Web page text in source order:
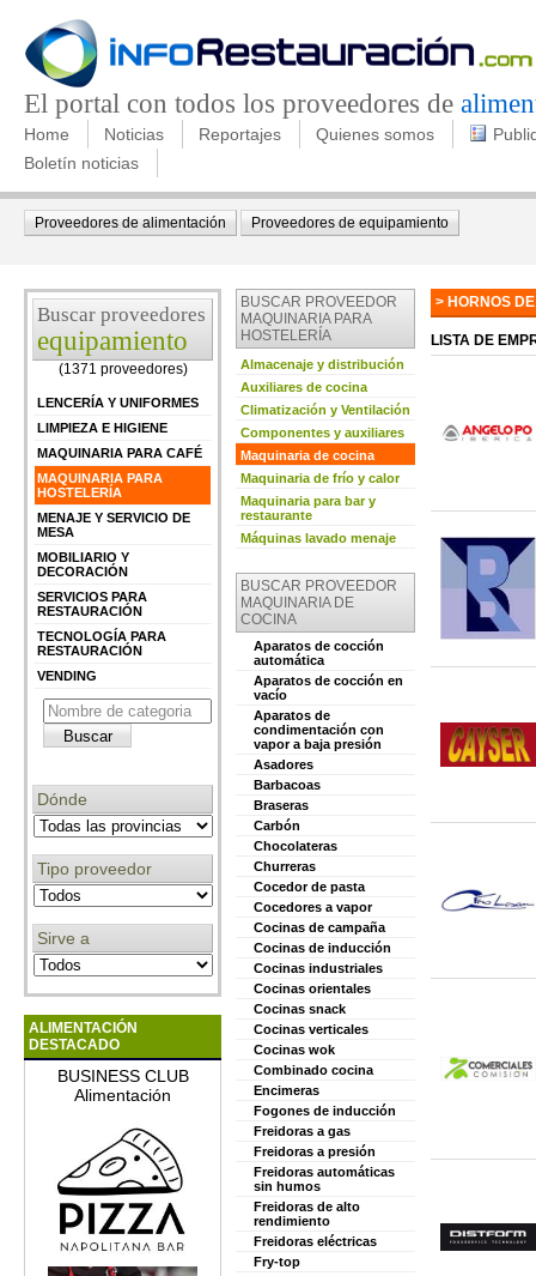
El portal con todos los proveedores de
Home Noticias Reportajes Quienes somos
Boletín noticias
Proveedores de alimentación Proveedores de equipamiento
Buscar proveedores
equipamiento
(1371 proveedores)
LENCERÍA Y UNIFORMES
LIMPIEZA E HIGIENE
MAQUINARIA PARA CAFÉ
MAQUINARIA PARA
HOSTELERÍA
MENAJE Y SERVICIO DE
MESA
MOBILIARIO Y
DECORACIÓN
SERVICIOS PARA
RESTAURACIÓN
TECNOLOGÍA PARA
RESTAURACIÓN
VENDING
Dónde
Tipo proveedor
Sirve a
ALIMENTACIÓN
DESTACADO
BUSINESS CLUB
Alimentación
BUSCAR PROVEEDOR
MAQUINARIA PARA
HOSTELERÍA
Almacenaje y distribución
Auxiliares de cocina
Climatización y Ventilación
Componentes y auxiliares
Maquinaria de cocina
Maquinaria de frío y calor
Maquinaria para bar y
restaurante
Máquinas lavado menaje
BUSCAR PROVEEDOR
MAQUINARIA DE
COCINA
Aparatos de cocción
automática
Aparatos de cocción en
vacío
Aparatos de
condimentación con
vapor a baja presión
Asadores
Barbacoas
Braseras
Carbón
Chocolateras
Churreras
Cocedor de pasta
Cocedores a vapor
Cocinas de campaña
Cocinas de inducción
Cocinas industriales
Cocinas orientales
Cocinas snack
Cocinas verticales
Cocinas wok
Combinado cocina
Encimeras
Fogones de inducción
Freidoras a gas
Freidoras a presión
Freidoras automáticas
sin humos
Freidoras de alto
rendimiento
Freidoras eléctricas
Fry-top
> HORNOS
LISTA DE